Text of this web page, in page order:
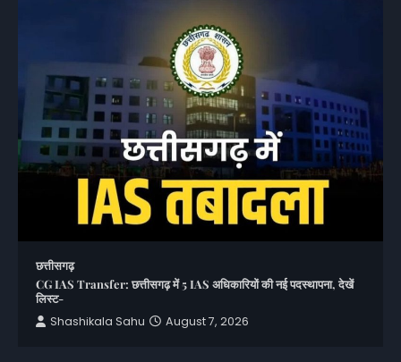
छत्तीसगढ़
CG IAS Transfer: छत्तीसगढ़ में 5 IAS अधिकारियों की नई पदस्थापना, देखें
लिस्ट-
Shashikala Sahu
August 7, 2026